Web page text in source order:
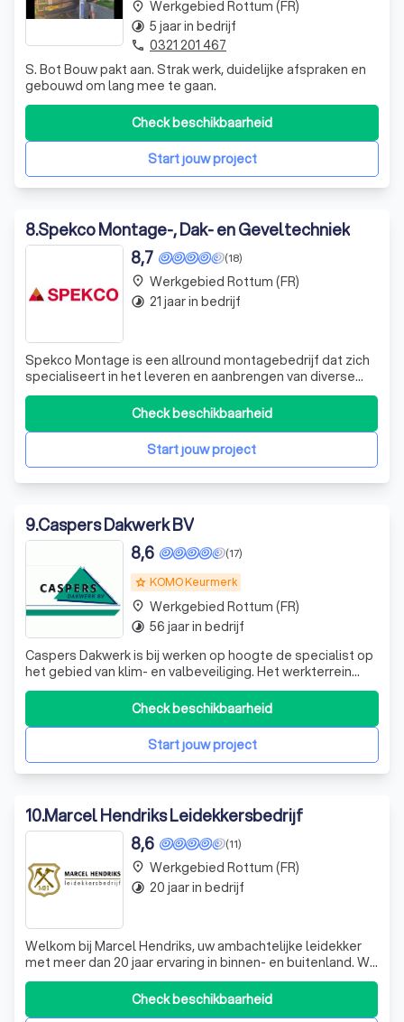
S. Bot Bouw pakt aan. Strak werk, duidelijke afspraken en
gebouwd om lang mee te gaan.
Start jouw project
Check beschikbaarheid
place Werkgebied Rottum (FR)
timelapse 5 jaar in bedrijf
phone 0321 201 467
8.Spekco Montage-, Dak- en Geveltechniek
(18)
8,7
Spekco Montage is een allround montagebedrijf dat zich
specialiseert in het leveren en aanbrengen van diverse
soorten daktechnieken. Of het nu gaat om
schoorsteenrenovatie, lood- en zinkwerken, of het
plaatsen van een dakkapel of Velux dakraam, wij hebben
de expertise in huis. Onze focus ligt voorna
Start jouw project
Check beschikbaarheid
place Werkgebied Rottum (FR)
timelapse 21 jaar in bedrijf
9.Caspers Dakwerk BV
grade KOMO Keurmerk
(17)
8,6
Caspers Dakwerk is bij werken op hoogte de specialist op
het gebied van klim- en valbeveiliging. Het werkterrein
omvat het inventariseren van de risico's tot het
aanbrengen en onderhouden van complete
veiligheidssystemen. Caspers Dakwerk adviseert,
ontwerpt en installeert bovendien praktisch alle vo
Start jouw project
Check beschikbaarheid
place Werkgebied Rottum (FR)
timelapse 56 jaar in bedrijf
10.Marcel Hendriks Leidekkersbedrijf
(11)
8,6
Welkom bij Marcel Hendriks, uw ambachtelijke leidekker
met meer dan 20 jaar ervaring in binnen- en buitenland. Wij
zijn gespecialiseerd in leien, lood-, zink- en koperwerk
voor zowel bedrijven als particulieren. Onze expertise ligt
in het uitvoeren van leidekkerswerk en al het bijkomende
Check beschikbaarheid
place Werkgebied Rottum (FR)
timelapse 20 jaar in bedrijf